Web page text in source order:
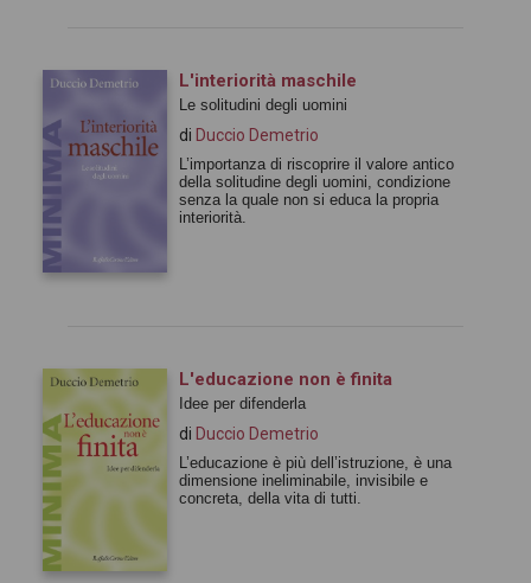
L'interiorità maschile
Le solitudini degli uomini
di Duccio Demetrio
L’importanza di riscoprire il valore antico
della solitudine degli uomini, condizione
senza la quale non si educa la propria
interiorità.
L'educazione non è finita
Idee per difenderla
di Duccio Demetrio
L’educazione è più dell’istruzione, è una
dimensione ineliminabile, invisibile e
concreta, della vita di tutti.